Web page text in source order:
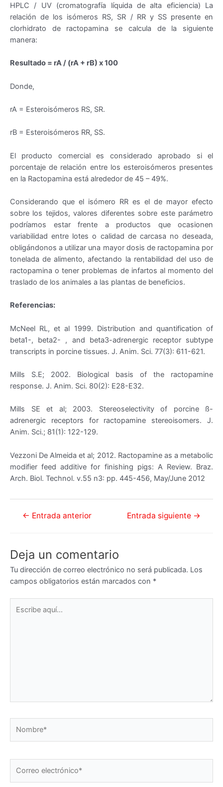
HPLC / UV (cromatografía líquida de alta eficiencia) La
relación de los isómeros RS, SR / RR y SS presente en
clorhidrato de ractopamina se calcula de la siguiente
manera:
Resultado = rA / (rA + rB) x 100
Donde,
rA = Esteroisómeros RS, SR.
rB = Esteroisómeros RR, SS.
El producto comercial es considerado aprobado si el
porcentaje de relación entre los esteroisómeros presentes
en la Ractopamina está alrededor de 45 – 49%.
Considerando que el isómero RR es el de mayor efecto
sobre los tejidos, valores diferentes sobre este parámetro
podríamos estar frente a productos que ocasionen
variabilidad entre lotes o calidad de carcasa no deseada,
obligándonos a utilizar una mayor dosis de ractopamina por
tonelada de alimento, afectando la rentabilidad del uso de
ractopamina o tener problemas de infartos al momento del
traslado de los animales a las plantas de beneficios.
Referencias:
McNeel RL, et al 1999. Distribution and quantification of
beta1-, beta2- , and beta3-adrenergic receptor subtype
transcripts in porcine tissues. J. Anim. Sci. 77(3): 611-621.
Mills S.E; 2002. Biological basis of the ractopamine
response. J. Anim. Sci. 80(2): E28-E32.
Mills SE et al; 2003. Stereoselectivity of porcine ß-
adrenergic receptors for ractopamine stereoisomers. J.
Anim. Sci.; 81(1): 122-129.
Vezzoni De Almeida et al; 2012. Ractopamine as a metabolic
modifier feed additive for finishing pigs: A Review. Braz.
Arch. Biol. Technol. v.55 n3: pp. 445-456, May/June 2012
Navegación
← Entrada anterior Entrada siguiente →
Deja un comentario
Tu dirección de correo electrónico no será publicada. Los
campos obligatorios están marcados con *
aquí...
electrónico*